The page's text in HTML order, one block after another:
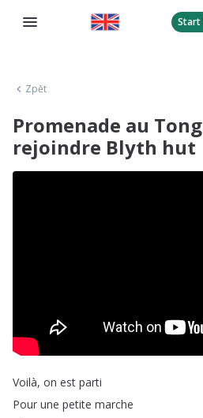
Start
Zpět
Promenade au
rejoindre Blyth hut
Voilà, on est parti
Pour une petite marche